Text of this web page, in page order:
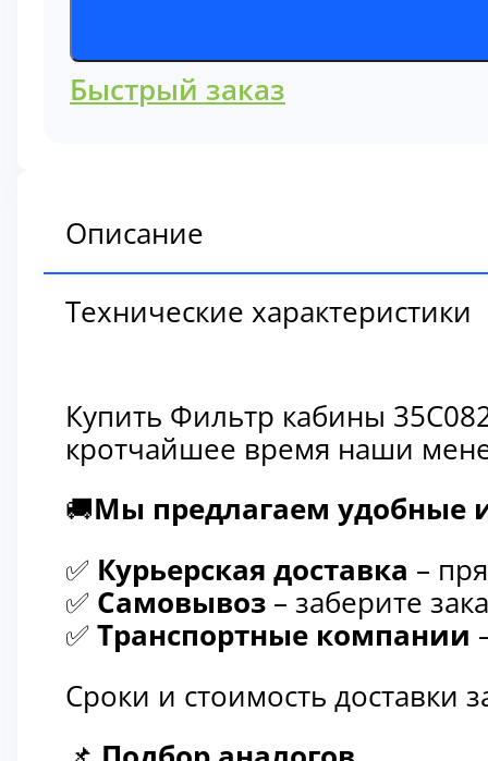
кабины
35C0827
Быстрый заказ
Описание
Технические характеристики
Купить Фильтр кабины
кротчайшее время наши
🚚Мы предлагаем удобные
✅ Курьерская доставка –
✅ Самовывоз – заберите
✅ Транспортные компании
Сроки и стоимость доставки